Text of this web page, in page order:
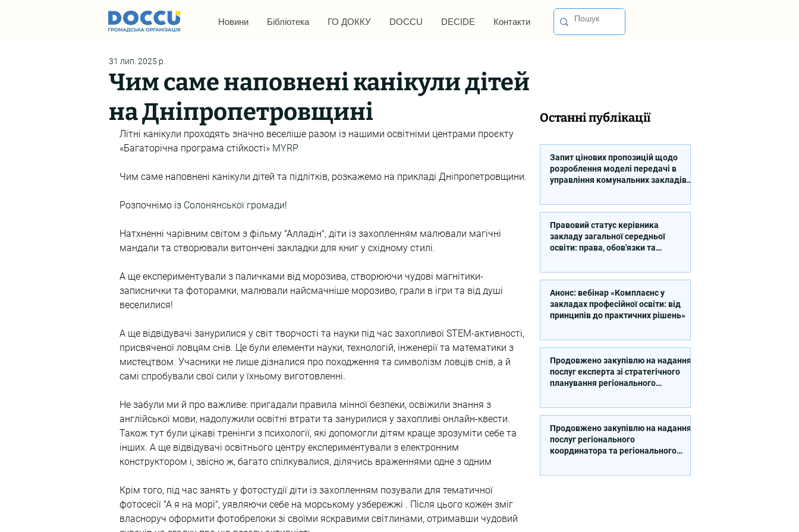
Новини Бібліотека ГО ДОККУ DOCCU DECIDE Контакти
Чим саме наповнені канікули дітей
на Дніпропетровщині
31 лип. 2025 р.
Літні канікули проходять значно веселіше разом із нашими освітніми центрами проєкту
«Багаторічна програма стійкості» MYRP
Чим саме наповнені канікули дітей та підлітків, розкажемо на прикладі Дніпропетровщини.
Розпочнімо із Солонянської громади!
Натхненні чарівним світом з фільму "Алладін", діти із захопленням малювали магічні
мандали та створювали витончені закладки для книг у східному стилі.
А ще експериментували з паличками від морозива, створюючи чудові магнітики-
записнички та фоторамки, малювали найсмачніше морозиво, грали в ігри та від душі
веселилися!
А ще відвідувачі занурилися у світ творчості та науки під час захопливої STEM-активності,
присвяченої ловцям снів. Це були елементи науки, технологій, інженерії та математики з
мистецтвом. Учасники не лише дізналися про походження та символізм ловців снів, а й
самі спробували свої сили у їхньому виготовленні.
Не забули ми й про важливе: пригадали правила мінної безпеки, освіжили знання з
англійської мови, надолужили освітні втрати та занурилися у захопливі онлайн-квести.
Також тут були цікаві тренінги з психології, які допомогли дітям краще зрозуміти себе та
інших. А ще відвідувачі освітнього центру експериментували з електронним
конструктором і, звісно ж, багато спілкувалися, ділячись враженнями одне з одним
Крім того, під час занять у фотостудії діти із захопленням позували для тематичної
фотосесії "А я на морі", уявляючи себе на морському узбережжі . Після цього кожен зміг
власноруч оформити фотобрелоки зі своїми яскравими світлинами, отримавши чудовий
Останні публікації
Запит цінових пропозицій щодо
розроблення моделі передачі в
управління комунальних закладів
Правовий статус керівника
закладу загальної середньої
освіти: права, обов'язки та
Анонс: вебінар «Комплаєнс у
закладах професійної освіти: від
принципів до практичних рішень»
Продовжено закупівлю на надання
послуг експерта зі стратегічного
планування регіонального
реалізації Швейцарсько-
українського Проєкту DECIDE
Продовжено закупівлю на надання
послуг регіонального
координатора та регіонального
Швейцарсько-українського